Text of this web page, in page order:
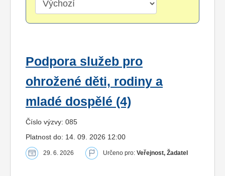
Podpora služeb pro
ohrožené děti, rodiny a
mladé dospělé (4)
Číslo výzvy: 085
Platnost do: 14. 09. 2026 12:00
29. 6. 2026 Určeno pro: Veřejnost, Žadatel